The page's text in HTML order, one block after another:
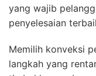
yang wajib
penyelesaian
Memilih konveksi
langkah yang